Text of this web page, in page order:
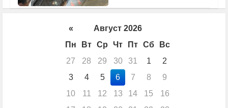
«
Август 2026
Пн
Вт Ср Чт Пт Сб
Вс
27
28 29 30 31 1
2
3
4 5 6 7 8
9
10
11 12 13 14 15
16